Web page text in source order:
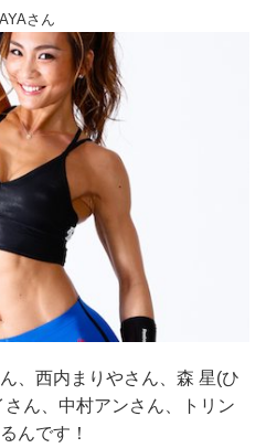
さん
、西内まりやさん、森 星(ひ
ん、中村アンさん、トリン
んです！